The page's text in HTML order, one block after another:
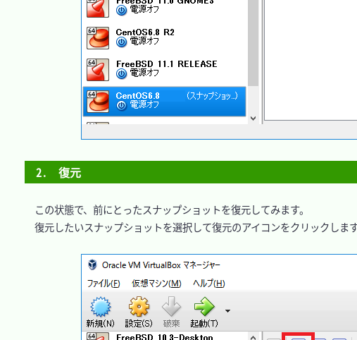
2.　復元
この状態で、前にとったスナップショットを復元してみます。
復元したいスナップショットを選択して復元のアイコンをクリックします